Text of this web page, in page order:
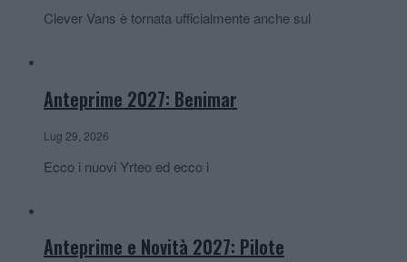
Clever Vans è tornata ufficialmente anche sul
Anteprime 2027: Benimar
Lug 29, 2026
Ecco i nuovi Yrteo ed ecco i
Anteprime e Novità 2027: Pilote